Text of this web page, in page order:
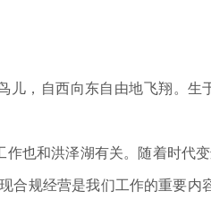
，自西向东自由地飞翔。生
和洪泽湖有关。随着时代
合规经营是我们工作的重要